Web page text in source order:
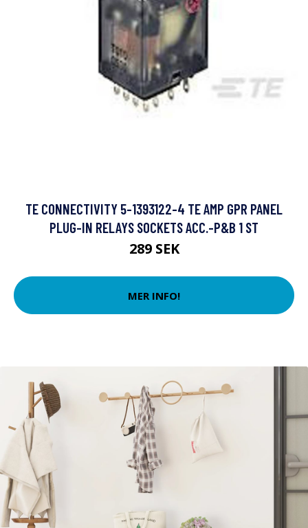
TE CONNECTIVITY 5-1393122-4 TE AMP GPR PANEL
PLUG-IN RELAYS SOCKETS ACC.-P&B 1 ST
289 SEK
MER INFO!